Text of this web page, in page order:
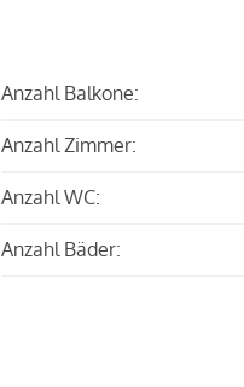
Anzahl Balkone:
Anzahl Zimmer:
Anzahl WC:
Anzahl Bäder: